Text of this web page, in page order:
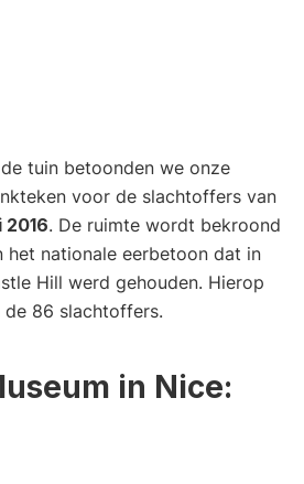
tuin betoonden we onze
voor de slachtoffers van
2016. De ruimte wordt bekroond
het nationale eerbetoon dat in
Hill werd gehouden. Hierop
de 86 slachtoffers.
in Nice: